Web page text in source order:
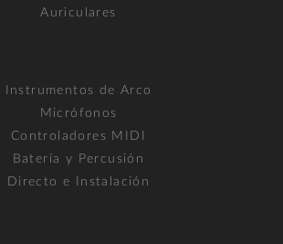
Auriculares
Instrumentos de Arco
Micrófonos
Controladores MIDI
Batería y Percusión
Directo e Instalación